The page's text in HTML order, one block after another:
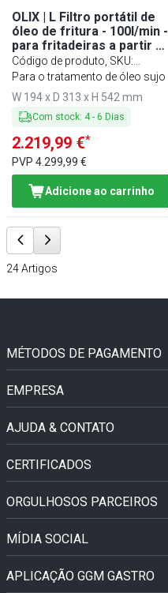
OLIX | L Filtro portátil de
óleo de fritura - 100l/min -
para fritadeiras a partir de
20l
Código de produto, SKU:
FOFTO100
Para o tratamento de óleo sujo
W 194 x D 313 x H 542 mm
Com stock: 4- 6 Dias
2.219,99 €*
PVP 4.299,99 €
Adicione ao carrinho
24Artigos
MÉTODOS DE PAGAMENTO
EMPRESA
AJUDA & CONTATO
CERTIFICADOS
ORGULHOSOS PARCEIROS
MÍDIA SOCIAL
APLICAÇÃO GGM GASTRO